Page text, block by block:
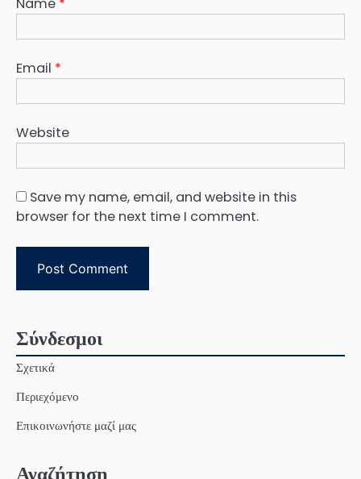
Email *
Website
Save my name, email, and website in this
browser for the next time I comment.
Σύνδεσμοι
Σχετικά
Περιεχόμενο
Επικοινωνήστε μαζί μας